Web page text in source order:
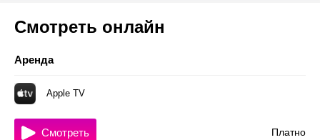
Смотреть онлайн
Аренда
Apple TV
Платно
Смотреть